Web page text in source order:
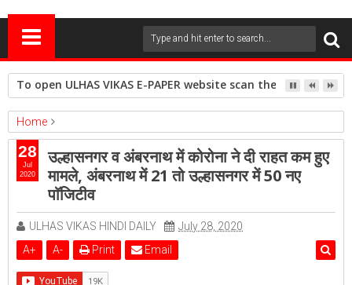
To open ULHAS VIKAS E-PAPER website scan the QR
Home
ambernath
Featured kalyan
ulhasnagar
उल्हासनगर व अंबरनाथ में कोरोना ने दी राहत कम हुए मामले, अंबरनाथ में 21 तो
उल्हासनगर में 50 नए पाॅजिटीव
उल्हासनगर व अंबरनाथ में कोरोना ने दी राहत कम हुए
मामले, अंबरनाथ में 21 तो उल्हासनगर में 50 नए
पाॅजिटीव
ULHAS VIKAS HINDI DAILY
July 28, 2020
A+ A- Print Email
28
Jul
2020